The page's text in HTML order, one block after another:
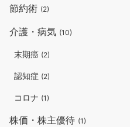
節約術 (2)
介護・病気 (10)
末期癌 (2)
認知症 (2)
コロナ (1)
株価・株主優待 (1)